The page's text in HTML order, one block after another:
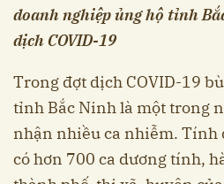
doanh nghiệp ủng hộ tỉnh
dịch COVID-19
Trong đợt dịch COVID-19
tỉnh Bắc Ninh là một trong
nhận nhiều ca nhiễm. Tính
có hơn 700 ca dương tính,